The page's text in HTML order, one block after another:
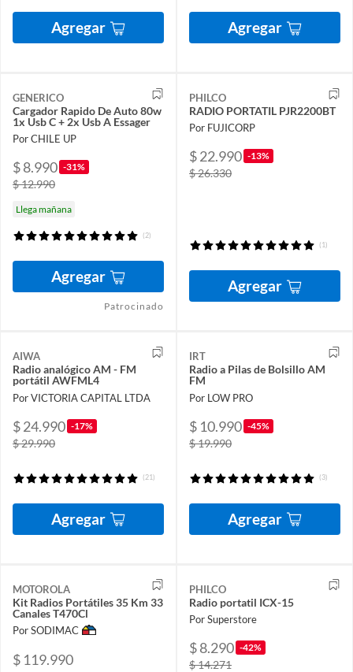
Agregar Agregar
GENERICO
Cargador Rapido De Auto 80w
1x Usb C + 2x Usb A Essager
Por CHILE UP
$ 8.990 -31%
$ 12.990
Llega mañana
(2)
Agregar
Patrocinado
PHILCO
RADIO PORTATIL PJR2200BT
Por FUJICORP
$ 22.990 -13%
$ 26.330
(1)
Agregar
AIWA
Radio analógico AM - FM
portátil AWFML4
Por VICTORIA CAPITAL LTDA
$ 24.990 -17%
$ 29.990
(21)
Agregar
IRT
Radio a Pilas de Bolsillo AM
FM
Por LOW PRO
$ 10.990 -45%
$ 19.990
(3)
Agregar
MOTOROLA
Kit Radios Portátiles 35 Km 33
Canales T470Cl
Por SODIMAC
$ 119.990
PHILCO
Radio portatil ICX-15
Por Superstore
$ 8.290 -42%
$ 14.271